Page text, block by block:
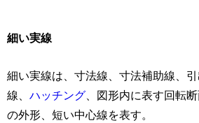
細い実線
細い実線は、寸法線、寸法補助線、引
線、ハッチング 、図形内に表す回転
の外形、短い中心線を表す。